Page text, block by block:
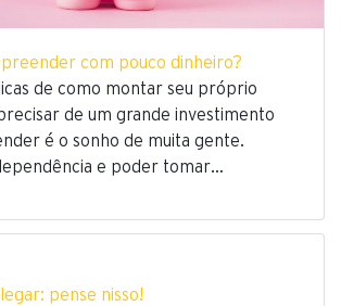
com pouco dinheiro?
de como montar seu próprio
de um grande investimento
é o sonho de muita gente.
e poder tomar…
pense nisso!